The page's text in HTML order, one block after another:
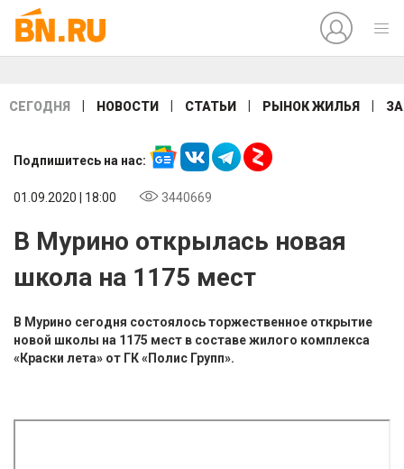
СЕГОДНЯ НОВОСТИ СТАТЬИ РЫНОК ЖИЛЬЯ
Подпишитесь на нас:
01.09.2020 | 18:00 3440669
В Мурино открылась новая
школа на 1175 мест
В Мурино сегодня состоялось торжественное открытие
новой школы на 1175 мест в составе жилого комплекса
«Краски лета» от ГК «Полис Групп».